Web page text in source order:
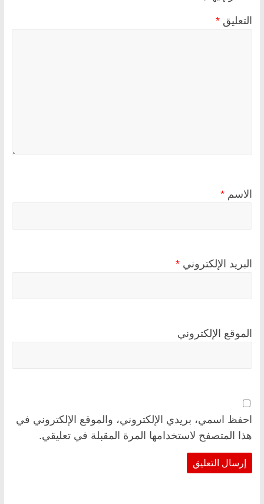
التعليق *
الاسم *
البريد الإلكتروني *
الموقع الإلكتروني
احفظ اسمي، بريدي الإلكتروني، والموقع الإلكتروني في
هذا المتصفح لاستخدامها المرة المقبلة في تعليقي.